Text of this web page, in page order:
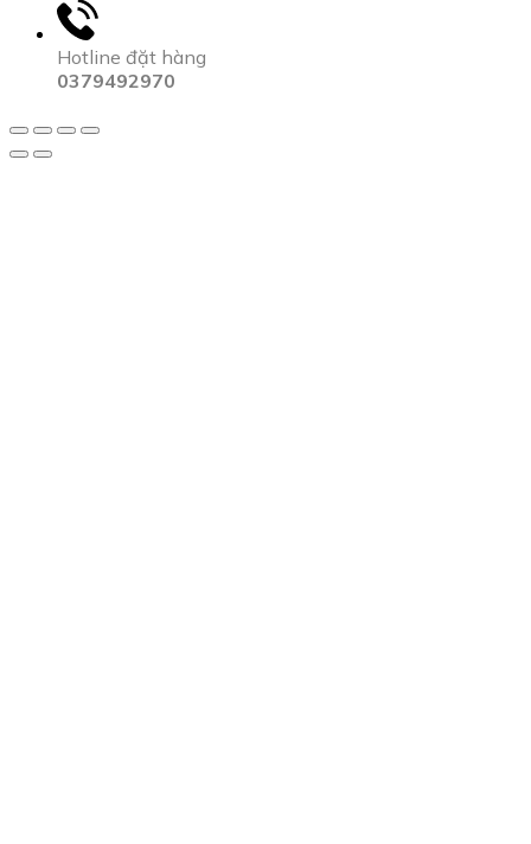
Hotline đặt hàng
0379492970